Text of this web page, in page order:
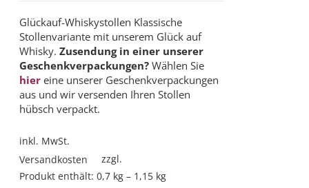
Glückauf-Whiskystollen Klassische
Stollenvariante mit unserem Glück auf
Whisky.Zusendung in einer unserer
Geschenkverpackungen? Wählen Sie
hier eine unserer Geschenkverpackungen
aus und wir versenden Ihren Stollen
hübsch verpackt.
inkl. MwSt.
zzgl.
Versandkosten
Produkt enthält: 0,7 kg – 1,15 kg